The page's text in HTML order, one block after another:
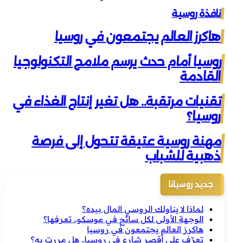
نافذة روسية
هاكرز العالم يجتمعون في روسيا
روسيا أمام حدث يرسم ملامح التكنولوجيا
القادمة
تقنيات مرتقبة.. هل تغير إنتاج الغذاء في
روسيا؟
مهنة روسية عتيقة تتحول إلى فرصة
ذهبية للشباب
جديد روسيانا
لماذا لا يناولك الروسي المال بيده؟
الوجهة الأولى لكل سائح في موسكو.. تعرفها؟
هاكرز العالم يجتمعون في روسيا
تعرّف على أقصر شارع في روسيا.. هل مررت به؟